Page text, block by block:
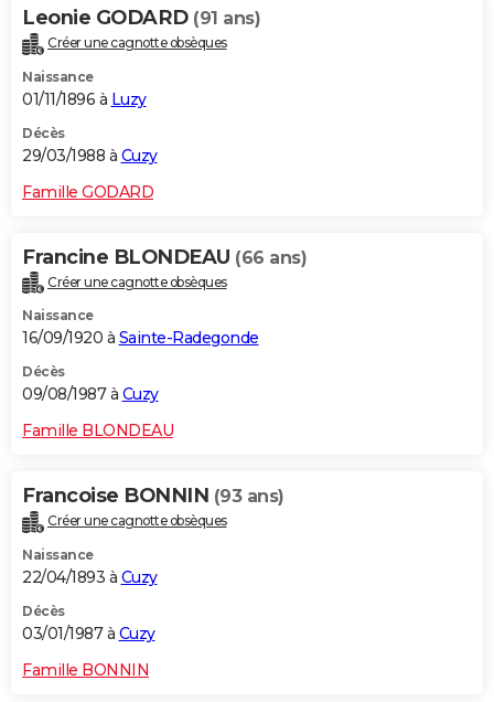
Leonie GODARD (91 ans)
Créer une cagnotte obsèques
Naissance
01/11/1896 à Luzy
Décès
29/03/1988 à Cuzy
Famille GODARD
Francine BLONDEAU (66 ans)
Créer une cagnotte obsèques
Naissance
16/09/1920 à Sainte-Radegonde
Décès
09/08/1987 à Cuzy
Famille BLONDEAU
Francoise BONNIN (93 ans)
Créer une cagnotte obsèques
Naissance
22/04/1893 à Cuzy
Décès
03/01/1987 à Cuzy
Famille BONNIN